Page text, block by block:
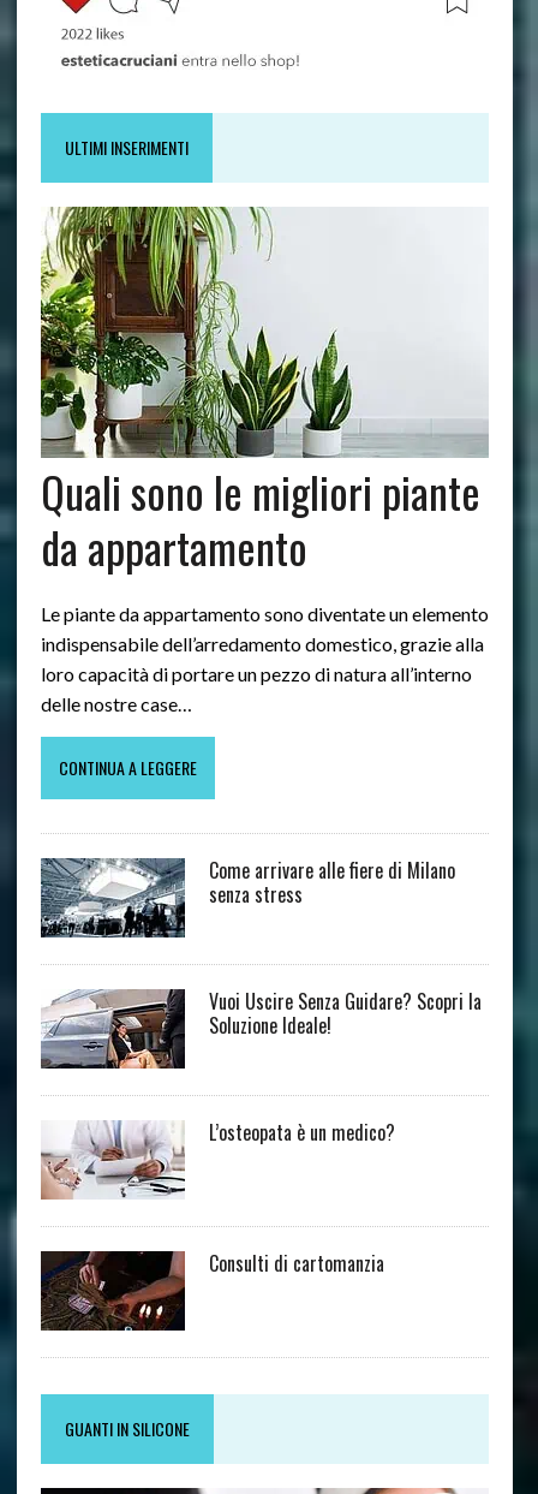
ULTIMI INSERIMENTI
Quali sono le migliori piante
da appartamento
Le piante da appartamento sono diventate un elemento
indispensabile dell’arredamento domestico, grazie alla
loro capacità di portare un pezzo di natura all’interno
delle nostre case…
CONTINUA A LEGGERE
Come arrivare alle fiere di Milano
senza stress
Vuoi Uscire Senza Guidare? Scopri la
Soluzione Ideale!
L’osteopata è un medico?
Consulti di cartomanzia
GUANTI IN SILICONE